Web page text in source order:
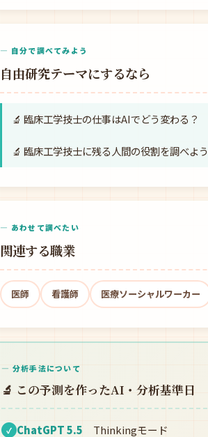
— 自分で調べてみよう
自由研究テーマにするなら
🔬 臨床工学技士の仕事はAIでどう変わる？
🔬 臨床工学技士に残る人間の役割を調べよう
— あわせて調べたい
関連する職業
医師 看護師 医療ソーシャルワーカー
— 分析手法について
🔬 この予測を作ったAI・分析基準日
✓ ChatGPT 5.5 Thinkingモード